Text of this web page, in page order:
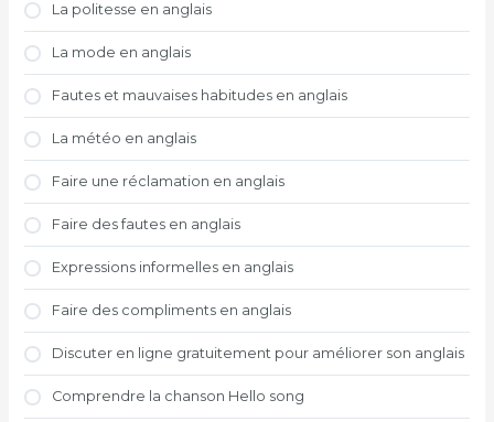
La politesse en anglais
La mode en anglais
Fautes et mauvaises habitudes en anglais
La météo en anglais
Faire une réclamation en anglais
Faire des fautes en anglais
Expressions informelles en anglais
Faire des compliments en anglais
Discuter en ligne gratuitement pour améliorer son anglais
Comprendre la chanson Hello song